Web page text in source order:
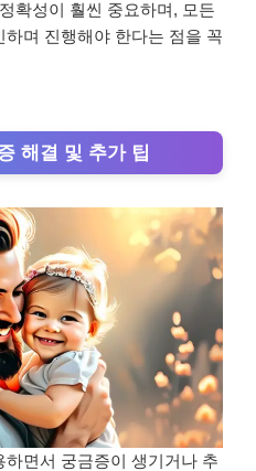
확성이 훨씬 중요하며, 모든
며 진행해야 한다는 점을 꼭
해결 및 추가 팁
면서 궁금증이 생기거나 추